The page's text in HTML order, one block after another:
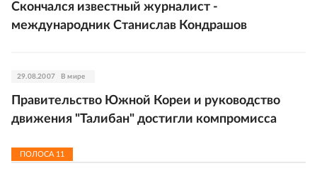
Скончался известный журналист -
международник Станислав Кондрашов
29.08.2007 В мире
Правительство Южной Кореи и руководство
движения "Талибан" достигли компромисса
ПОЛОСА 11